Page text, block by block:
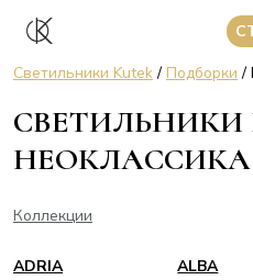
Светильники Kutek/ Подборки /
СВЕТИЛЬНИКИ
НЕОКЛАССИКА
Коллекции
ADRIA ALBA